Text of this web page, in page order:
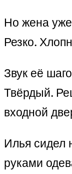
Но жена
Резко.
Звук её
Твёрдый.
входной
Илья сидел
руками